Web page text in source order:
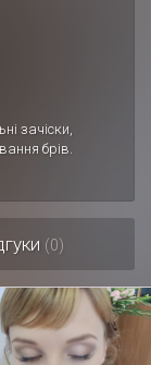
зачіски,
брів.
(0)